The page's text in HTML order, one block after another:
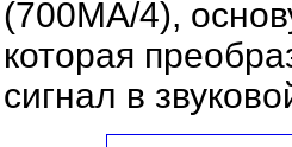
(700МА/4),
которая
сигнал в